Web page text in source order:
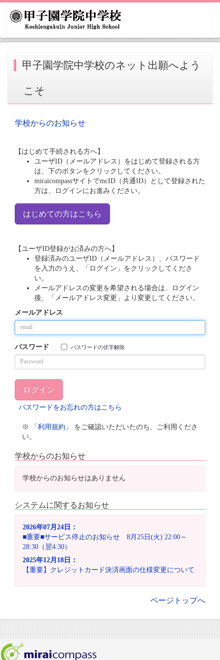
甲子園学院中学校のネット出願へよう
こそ
学校からのお知らせ
【はじめて手続される方へ】
ユーザID（メールアドレス）をはじめて登録される方
は、下のボタンをクリックしてください。
miraicompassサイトでmcID（共通ID）として登録された
方は、ログインにお進みください。
はじめての方はこちら
【ユーザID登録がお済みの方へ】
登録済みのユーザID（メールアドレス）、パスワード
を入力のうえ、「ログイン」をクリックしてくださ
い。
メールアドレスの変更を希望される場合は、ログイン
後、「メールアドレス変更」より変更してください。
メールアドレス
パスワード パスワードの伏字解除
パスワードをお忘れの方はこちら
※ 「利用規約」
をご確認いただいたのち、ご利用くださ
い。
学校からのお知らせ
学校からのお知らせはありません
システムに関するお知らせ
2026年07月24日：
■重要■サービス停止のお知らせ 8月25日(火) 22:00～
28:30（翌4:30）
2025年12月18日：
【重要】クレジットカード決済画面の仕様変更について
ページトップへ